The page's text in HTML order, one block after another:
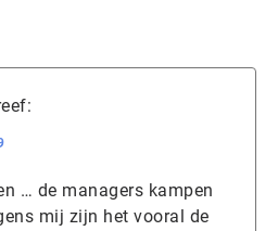
… de managers kampen
mij zijn het vooral de